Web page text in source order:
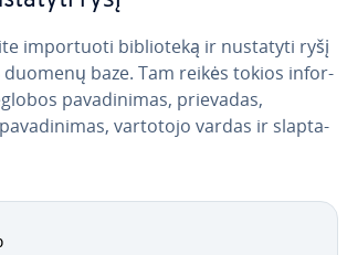
im­por­tuo­ti bi­b­lio­te­ką ir nustatyti ryšį
duomenų baze. Tam reikės tokios in­for­
pa­va­di­ni­mas, prievadas,
vartotojo vardas ir slap­ta­